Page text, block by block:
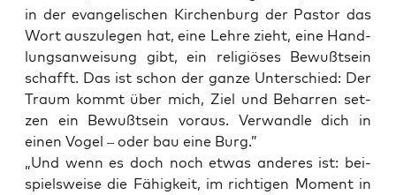
in der evan­ge­li­schen Kir­chen­burg der Pas­tor das
Wort aus­zu­le­gen hat, eine Leh­re zieht, eine Hand­
lungs­an­wei­sung gibt, ein reli­giö­ses Bewußt­sein
schafft. Das ist schon der gan­ze Unter­schied: Der
Traum kommt über mich, Ziel und Behar­ren set­
zen ein Bewußt­sein vor­aus. Ver­wand­le dich in
einen Vogel – oder bau eine Burg.”
„Und wenn es doch noch etwas ande­res ist: bei­
spiels­wei­se die Fähig­keit, im rich­ti­gen Moment in